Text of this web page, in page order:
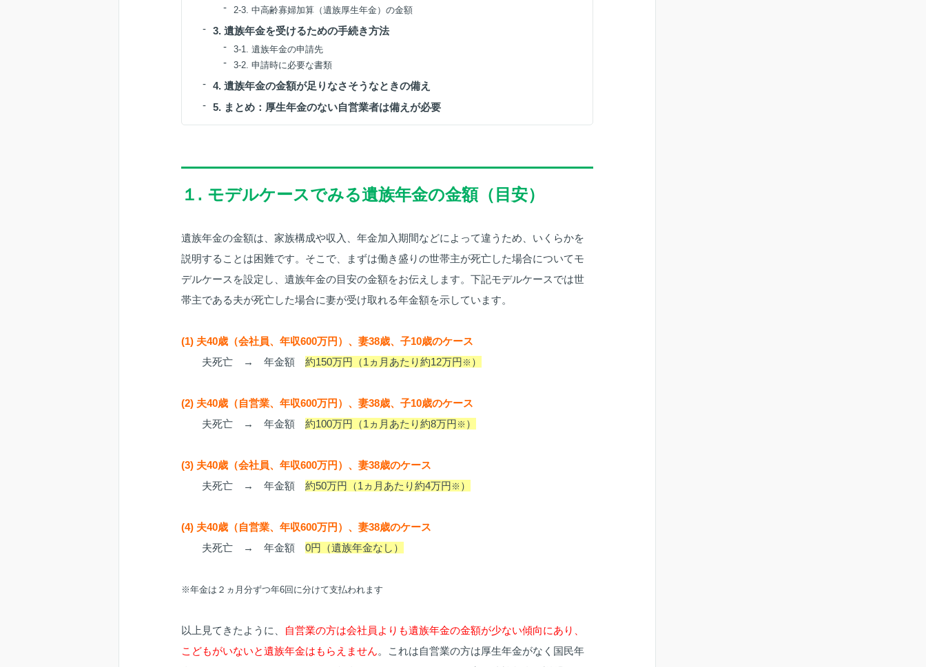
2-3. 中高齢寡婦加算（遺族厚生年金）の金額
3. 遺族年金を受けるための手続き方法
3-1. 遺族年金の申請先
3-2. 申請時に必要な書類
4. 遺族年金の金額が足りなさそうなときの備え
5. まとめ：厚生年金のない自営業者は備えが必要
１. モデルケースでみる遺族年金の金額（目安）
遺族年金の金額は、家族構成や収入、年金加入期間などによって違うため、いくらかを
説明することは困難です。そこで、まずは働き盛りの世帯主が死亡した場合についてモ
デルケースを設定し、遺族年金の目安の金額をお伝えします。下記モデルケースでは世
帯主である夫が死亡した場合に妻が受け取れる年金額を示しています。
(1) 夫40歳（会社員、年収600万円）、妻38歳、子10歳のケース
夫死亡 → 年金額 約150万円（1ヵ月あたり約12万円 ※ ）
(2) 夫40歳（自営業、年収600万円）、妻38歳、子10歳のケース
夫死亡 → 年金額 約100万円（1ヵ月あたり約8万円 ※ ）
(3) 夫40歳（会社員、年収600万円）、妻38歳のケース
夫死亡 → 年金額 約50万円（1ヵ月あたり約4万円 ※ ）
(4) 夫40歳（自営業、年収600万円）、妻38歳のケース
夫死亡 → 年金額 0円（遺族年金なし）
※年金は２ヵ月分ずつ年6回に分けて支払われます
以上見てきたように、
自営業の方は会社員よりも遺族年金の金額が少ない傾向にあり、
こどもがいないと遺族年金はもらえません。これは自営業の方は厚生年金がなく国民年